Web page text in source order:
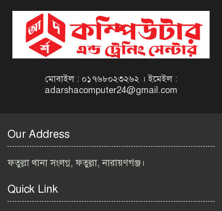
বিজ্ঞপ্তি ২০২৬ | Taxes Zone
Dinajpur Job Circular 2026
বেসরকারি সংস্থা সেতু (SETU)
Job Circular 2026
২০২৬ | BIWTA Job Circular
মোবাইল : ০১৭৬৮০২৩২৬২ । ইমেইল :
adarshacomputer24@gmail.com
Our Address
ফতুল্লা থানা সংলগ্ন, ফতুল্লা, নারায়ণগঞ্জ।
Quick Link